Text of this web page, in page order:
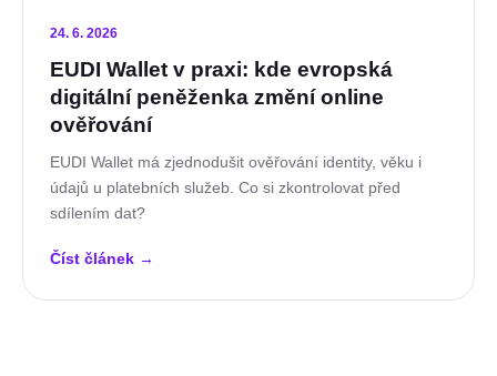
24. 6. 2026
EUDI Wallet v praxi: kde evropská
digitální peněženka změní online
ověřování
EUDI Wallet má zjednodušit ověřování identity, věku i
údajů u platebních služeb. Co si zkontrolovat před
sdílením dat?
Číst článek →